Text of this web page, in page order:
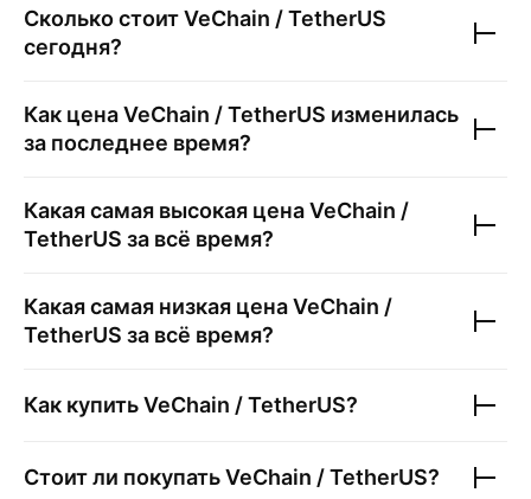
Сколько стоитVeChain / TetherUS
сегодня?
Как ценаVeChain / TetherUS изменилась
за последнее время?
Какая самая высокая ценаVeChain /
TetherUS за всё время?
Какая самая низкая ценаVeChain /
TetherUS за всё время?
Как купитьVeChain / TetherUS?
Стоит ли покупатьVeChain / TetherUS?